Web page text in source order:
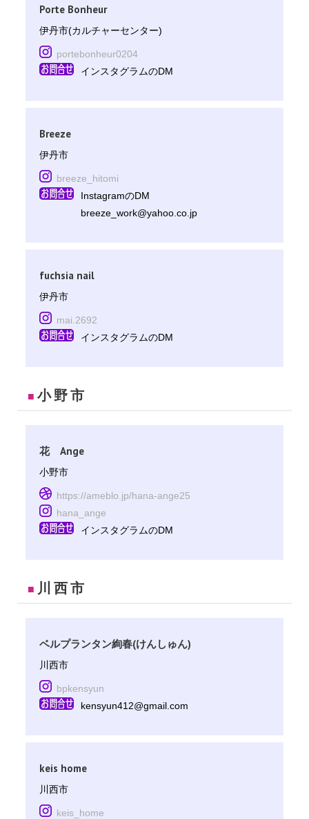
Porte Bonheur
伊丹市(カルチャーセンター)
portebonheur0204
インスタグラムのDM
Breeze
伊丹市
breeze_hitomi
InstagramのDM
breeze_work@yahoo.co.jp
fuchsia nail
伊丹市
mai.2692
インスタグラムのDM
■ 小野市
花 Ange
小野市
https://ameblo.jp/hana-ange25
hana_ange
インスタグラムのDM
■ 川西市
ベルプランタン絢春(けんしゅん)
川西市
bpkensyun
kensyun412@gmail.com
keis home
川西市
keis_home